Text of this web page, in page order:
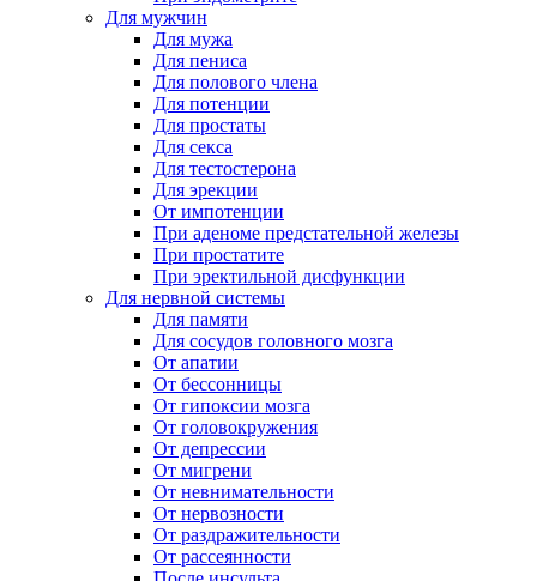
Для мужчин
Для мужа
Для пениса
Для полового члена
Для потенции
Для простаты
Для секса
Для тестостерона
Для эрекции
От импотенции
При аденоме предстательной железы
При простатите
При эректильной дисфункции
Для нервной системы
Для памяти
Для сосудов головного мозга
От апатии
От бессонницы
От гипоксии мозга
От головокружения
От депрессии
От мигрени
От невнимательности
От нервозности
От раздражительности
От рассеянности